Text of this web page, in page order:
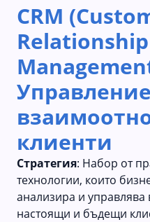
CRM
Relationship
клиенти
Стратегия: Набор от
технологии, които
анализира и управлява
настоящи и бъдещи